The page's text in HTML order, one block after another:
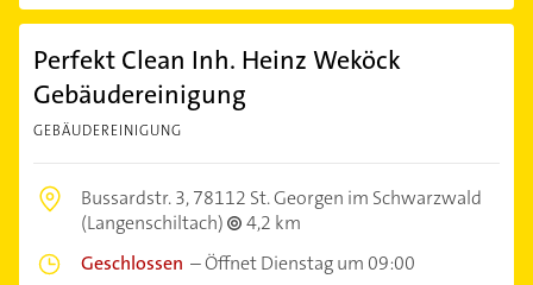
Perfekt Clean Inh. Heinz Weköck
Gebäudereinigung
GEBÄUDEREINIGUNG
Bussardstr. 3,78112 St. Georgen im Schwarzwald
(Langenschiltach)
4,2 km
Geschlossen –Öffnet Dienstag um 09:00